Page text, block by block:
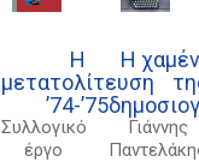
Η
μετατολίτευση
’74-’75
Συλλογικό
έργο
Η
Γιάννης